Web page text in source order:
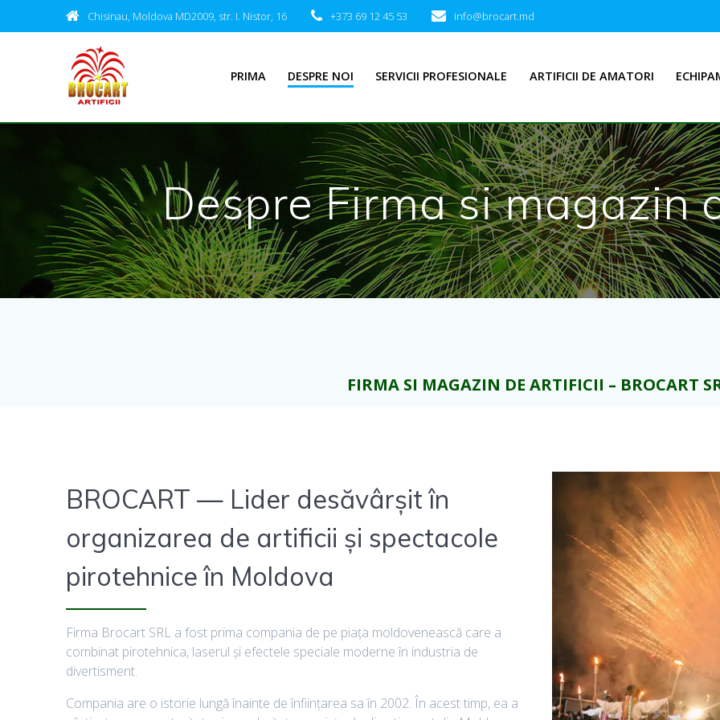
to
Chisinau, Moldova MD2009, str. I. Nistor, 16 +373 69 12 45 53 info@brocart.md
PRIMA DESPRE NOI SERVICII PROFESIONALE ARTIFICII DE AMATORI
Despre Firma si magazin
FIRMA SI MAGAZIN DE ARTIFICII – BROCART
BROCART — Lider desăvârșit în
organizarea de artificii şi spectacole
pirotehnice în Moldova
Firma Brocart SRL a fost prima compania de pe piaţa moldovenească care a
combinat pirotehnica, laserul şi efectele speciale moderne în industria de
divertisment.
Compania are o istorie lungă înainte de înființarea sa în 2002. În acest timp, ea a